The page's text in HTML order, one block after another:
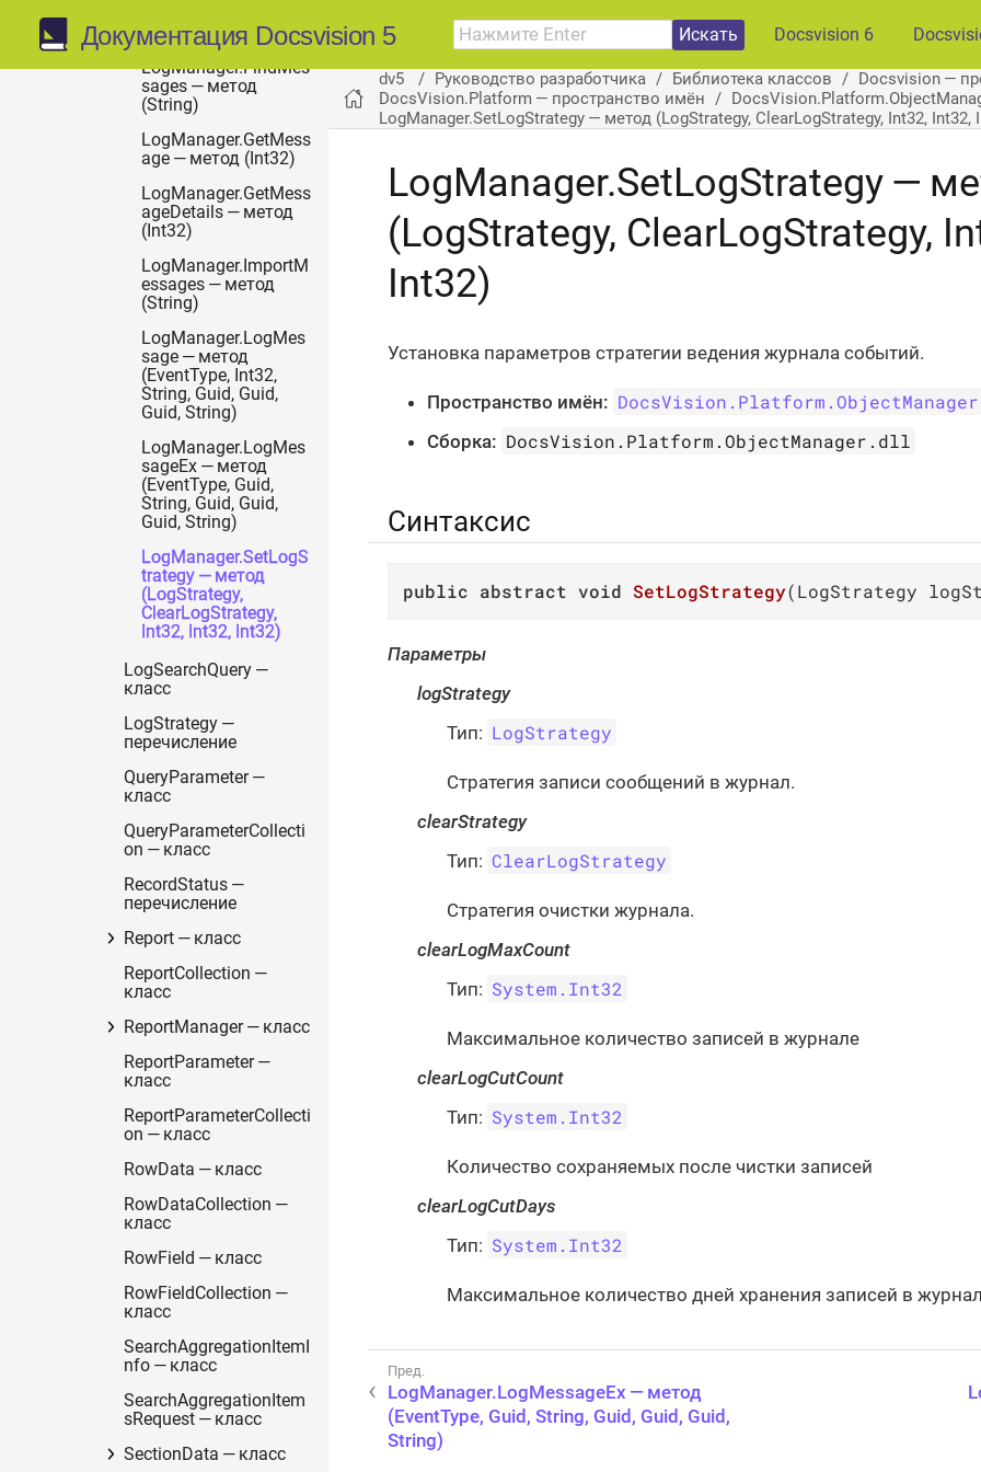
Документация Docsvision 5 Искать Docsvision 6
(LogSearchQuery)
LogManager.FindMes
sages — метод
(String)
LogManager.GetMess
age — метод (Int32)
LogManager.GetMess
ageDetails — метод
(Int32)
LogManager.ImportM
essages — метод
(String)
LogManager.LogMes
sage — метод
(EventType, Int32,
String, Guid, Guid,
Guid, String)
LogManager.LogMes
sageEx — метод
(EventType, Guid,
String, Guid, Guid,
Guid, String)
LogManager.SetLogS
trategy — метод
(LogStrategy,
ClearLogStrategy,
Int32, Int32, Int32)
LogSearchQuery —
класс
LogStrategy —
перечисление
QueryParameter —
класс
QueryParameterCollecti
on — класс
RecordStatus —
перечисление
Report — класс
ReportCollection —
класс
ReportManager — класс
ReportParameter —
класс
ReportParameterCollecti
on — класс
RowData — класс
RowDataCollection —
класс
RowField — класс
RowFieldCollection —
класс
SearchAggregationItemI
nfo — класс
SearchAggregationItem
sRequest — класс
SectionData — класс
dv5 Руководство разработчика Библиотека классов
Docsvision —
DocsVision.Platform — пространство имён
LogManager.SetLogStrategy — метод (LogStrategy, ClearLogStrategy, Int32, Int32,
LogManager.SetLogStrategy —
(LogStrategy, ClearLogStrategy,
Int32)
Установка параметров стратегии ведения журнала событий.
Пространство имён: DocsVision.Platform.ObjectManager
Сборка: DocsVision.Platform.ObjectManager.dll
Синтаксис
public abstract void SetLogStrategy(LogStrategy
Параметры
logStrategy
Тип: LogStrategy
Стратегия записи сообщений в журнал.
clearStrategy
Тип: ClearLogStrategy
Стратегия очистки журнала.
clearLogMaxCount
Тип: System.Int32
Максимальное количество записей в журнале
clearLogCutCount
Тип: System.Int32
Количество сохраняемых после чистки записей
clearLogCutDays
Тип: System.Int32
Максимальное количество дней хранения записей в
LogManager.LogMessageEx — метод
(EventType, Guid, String, Guid, Guid, Guid,
String)